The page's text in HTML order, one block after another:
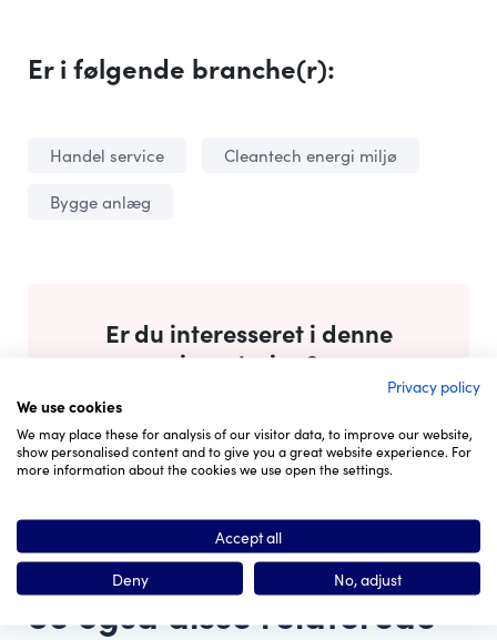
Er i følgende branche(r):
Handel service
Cleantech energi miljø
Bygge anlæg
Er du interesseret i denne
investering?
Måttemanden ApS
Se også disse relaterede
Privacy policy
We use cookies
We may place these for analysis of our visitor data, to improve our website,
show personalised content and to give you a great website experience. For
more information about the cookies we use open the settings.
Accept all
Deny
No, adjust